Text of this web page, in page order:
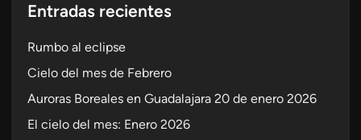
Entradas recientes
Rumbo al eclipse
Cielo del mes de Febrero
Auroras Boreales en Guadalajara 20 de enero 2026
El cielo del mes: Enero 2026